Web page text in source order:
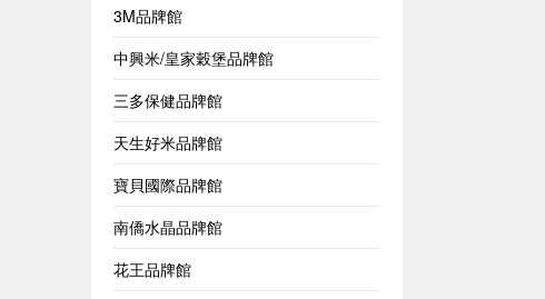
3M品牌館
中興米/皇家穀堡品牌館
三多保健品牌館
天生好米品牌館
寶貝國際品牌館
南僑水晶品牌館
花王品牌館